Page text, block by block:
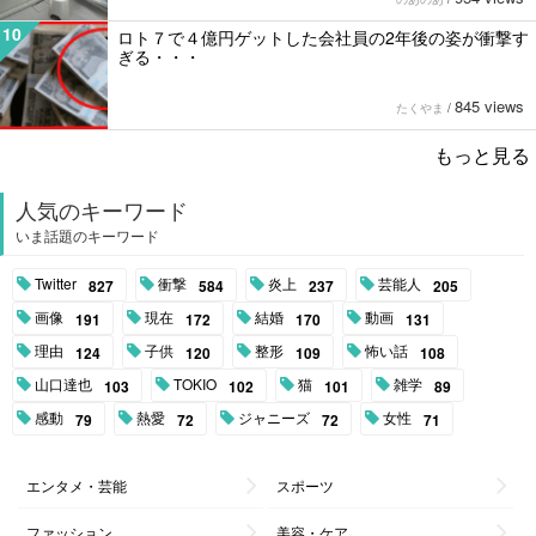
10
ロト７で４億円ゲットした会社員の2年後の姿が衝撃す
ぎる・・・
たくやま / 845 views
もっと見る
人気のキーワード
いま話題のキーワード
Twitter 827 衝撃 584 炎上 237 芸能人 205
画像 191 現在 172 結婚 170 動画 131
理由 124 子供 120 整形 109 怖い話 108
山口達也 103 TOKIO 102 猫 101 雑学 89
感動 79 熱愛 72 ジャニーズ 72 女性 71
エンタメ・芸能 スポーツ